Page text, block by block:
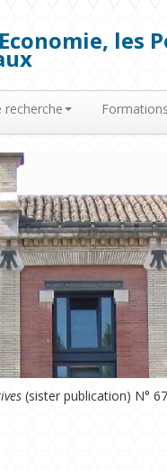
les
recherche Formations
(sister publication) N°